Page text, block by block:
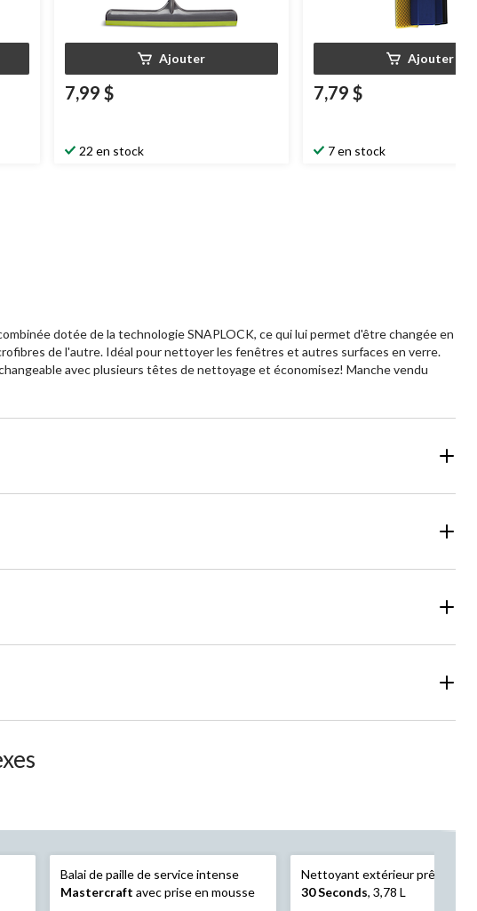
Ajouter
7,99 $
22 en stock
Ajouter
7,79 $
7 en stock
dotée de la technologie SNAPLOCK, ce qui lui permet d'être changée en
de l'autre. Idéal pour nettoyer les fenêtres et autres surfaces en verre.
avec plusieurs têtes de nettoyage et économisez! Manche vendu
Balai de paille de service intense
Mastercraft avec prise en mousse
Nettoyant extérieur prêt à
30 Seconds, 3,78 L